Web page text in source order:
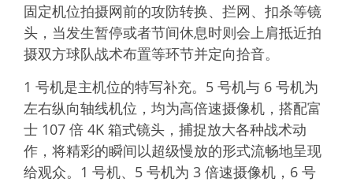
固定机位拍摄网前的攻防转换、拦网、扣杀等镜
头，当发生暂停或者节间休息时则会上肩抵近拍
摄双方球队战术布置等环节并定向拾音。
1 号机是主机位的特写补充。5 号机与 6 号机为
左右纵向轴线机位，均为高倍速摄像机，搭配富
士 107 倍 4K 箱式镜头，捕捉放大各种战术动
作，将精彩的瞬间以超级慢放的形式流畅地呈现
给观众。1 号机、5 号机为 3 倍速摄像机，6 号